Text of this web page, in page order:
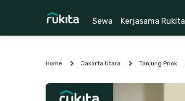
Sewa Kerjasama Rukita
Home Jakarta Utara Tanjung Priok